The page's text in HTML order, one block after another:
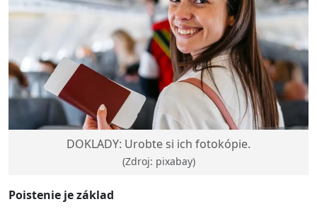
DOKLADY: Urobte si ich fotokópie.
(Zdroj: pixabay)
Poistenie je základ